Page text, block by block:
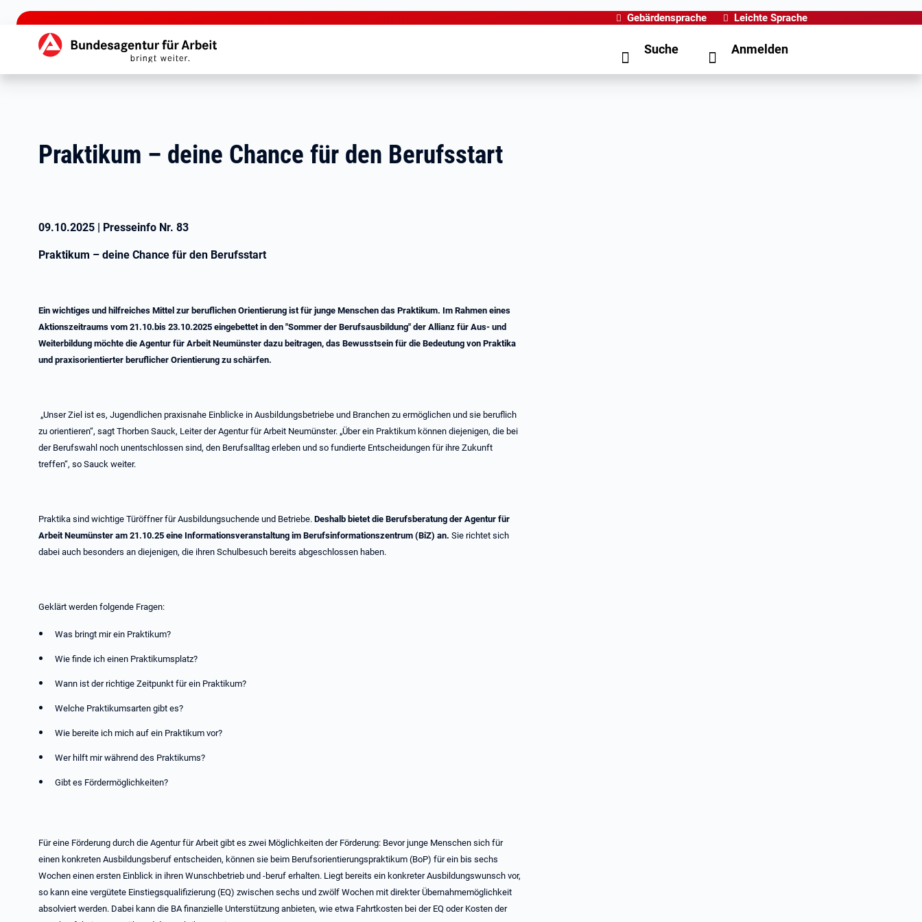
zu den Hauptinhalten springen
Gebärdensprache Leichte Sprache
Hauptnavigation Suche Anmelden
Praktikum – deine Chance für den Berufsstart
09.10.2025 | Presseinfo Nr. 83
Praktikum – deine Chance für den Berufsstart
Ein wichtiges und hilfreiches Mittel zur beruflichen Orientierung ist für junge Menschen das Praktikum. Im Rahmen eines
Aktionszeitraums vom 21.10.bis 23.10.2025 eingebettet in den "Sommer der Berufsausbildung" der Allianz für Aus- und
Weiterbildung möchte die Agentur für Arbeit Neumünster dazu beitragen, das Bewusstsein für die Bedeutung von Praktika
und praxisorientierter beruflicher Orientierung zu schärfen.
„Unser Ziel ist es, Jugendlichen praxisnahe Einblicke in Ausbildungsbetriebe und Branchen zu ermöglichen und sie beruflich
zu orientieren“, sagt Thorben Sauck, Leiter der Agentur für Arbeit Neumünster. „Über ein Praktikum können diejenigen, die bei
der Berufswahl noch unentschlossen sind, den Berufsalltag erleben und so fundierte Entscheidungen für ihre Zukunft
treffen“, so Sauck weiter.
Praktika sind wichtige Türöffner für Ausbildungsuchende und Betriebe. Deshalb bietet die Berufsberatung der Agentur für
Arbeit Neumünster am 21.10.25 eine Informationsveranstaltung im Berufsinformationszentrum (BiZ) an. Sie richtet sich
dabei auch besonders an diejenigen, die ihren Schulbesuch bereits abgeschlossen haben.
Geklärt werden folgende Fragen:
Was bringt mir ein Praktikum?
Wie finde ich einen Praktikumsplatz?
Wann ist der richtige Zeitpunkt für ein Praktikum?
Welche Praktikumsarten gibt es?
Wie bereite ich mich auf ein Praktikum vor?
Wer hilft mir während des Praktikums?
Gibt es Fördermöglichkeiten?
Für eine Förderung durch die Agentur für Arbeit gibt es zwei Möglichkeiten der Förderung: Bevor junge Menschen sich für
einen konkreten Ausbildungsberuf entscheiden, können sie beim Berufsorientierungspraktikum (BoP) für ein bis sechs
Wochen einen ersten Einblick in ihren Wunschbetrieb und -beruf erhalten. Liegt bereits ein konkreter Ausbildungswunsch vor,
so kann eine vergütete Einstiegsqualifizierung (EQ) zwischen sechs und zwölf Wochen mit direkter Übernahmemöglichkeit
absolviert werden. Dabei kann die BA finanzielle Unterstützung anbieten, wie etwa Fahrtkosten bei der EQ oder Kosten der